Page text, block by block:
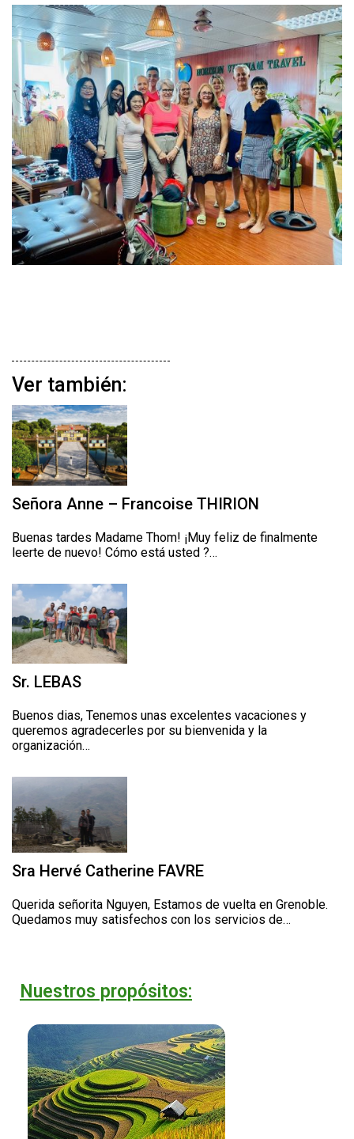
Ver también:
Señora Anne – Francoise THIRION
Buenas tardes Madame Thom! ¡Muy feliz de finalmente
leerte de nuevo! Cómo está usted ?…
Sr. LEBAS
Buenos dias, Tenemos unas excelentes vacaciones y
queremos agradecerles por su bienvenida y la
organización…
Sra Hervé Catherine FAVRE
Querida señorita Nguyen, Estamos de vuelta en Grenoble.
Quedamos muy satisfechos con los servicios de…
Nuestros propósitos: